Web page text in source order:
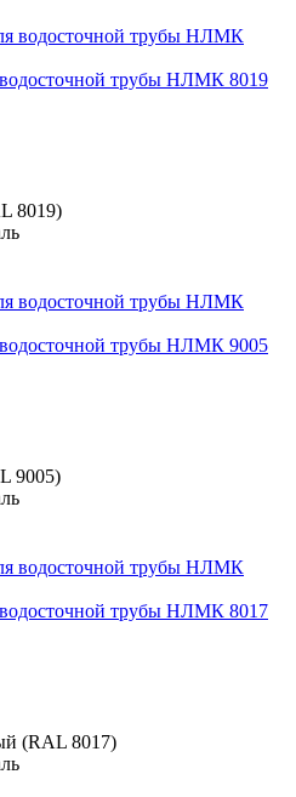
водосточной трубы НЛМК 8019
8019)
водосточной трубы НЛМК 9005
9005)
водосточной трубы НЛМК 8017
(RAL 8017)